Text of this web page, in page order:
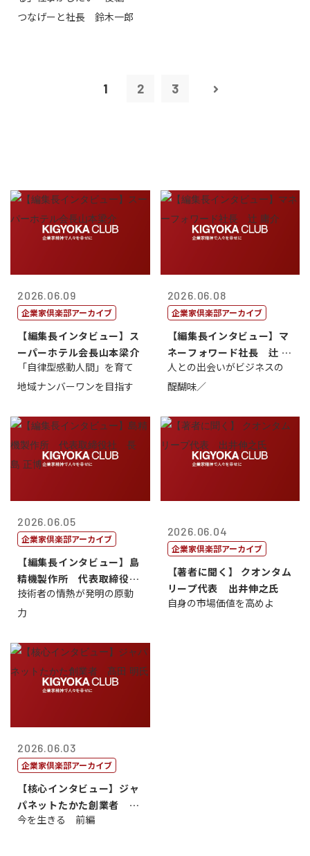
つなげーと社長 鈴木一郎
1 2 3
2026.06.09
企業家倶楽部アーカイブ
【編集長インタビュー】ス
ーパーホテル会長山本梁介
「自律型感動人間」を育て
地域ナンバーワンを目指す
2026.06.08
企業家倶楽部アーカイブ
【編集長インタビュー】マ
ネーフォワード社長 辻 庸
介
人との出会いがビジネスの
醍醐味／
2026.06.05
企業家倶楽部アーカイブ
【編集長インタビュー】島
精機製作所 代表取締役
社 長 島 正...
技術者の情熱が発明の原動
力
2026.06.04
企業家倶楽部アーカイブ
【著者に聞く】 クオンタム
リープ代表 出井伸之氏
自身の市場価値を高めよ
2026.06.03
企業家倶楽部アーカイブ
【核心インタビュー】ジャ
パネットたかた創業者 髙
田 明氏
今を生きる 前編